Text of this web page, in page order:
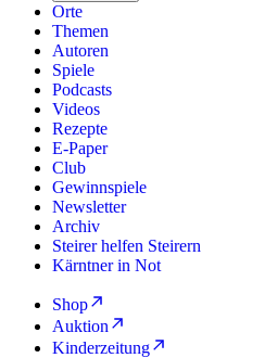
Orte
Themen
Autoren
Spiele
Podcasts
Videos
Rezepte
E-Paper
Club
Gewinnspiele
Newsletter
Archiv
Steirer helfen Steirern
Kärntner in Not
Shop
Auktion
Kinderzeitung